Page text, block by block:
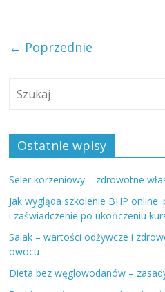
← Poprzednie
Ostatnie wpisy
Seler korzeniowy – zdrowotne
Jak wygląda szkolenie BHP
i zaświadczenie po ukończeniu
Salak – wartości odżywcze i
owocu
Dieta bez węglowodanów –